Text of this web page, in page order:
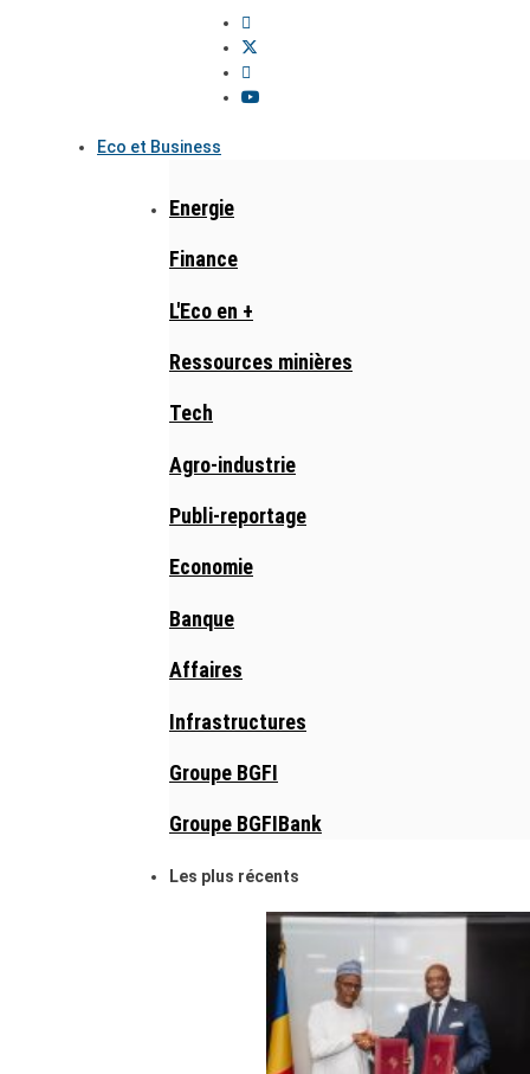
Eco et Business
Energie
Finance
L'Eco en +
Ressources minières
Tech
Agro-industrie
Publi-reportage
Economie
Banque
Affaires
Infrastructures
Groupe BGFI
Groupe BGFIBank
Les plus récents